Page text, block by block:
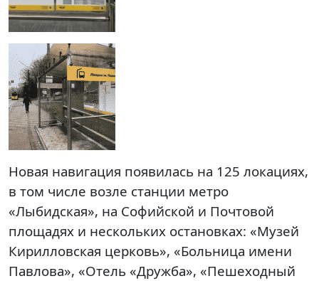
Новая навигация появилась на 125 локациях,
в том числе возле станции метро
«Лыбидская», на Софийской и Почтовой
площадях и нескольких остановках: «Музей
Кирилловская церковь», «Больница имени
Павлова», «Отель «Дружба», «Пешеходный